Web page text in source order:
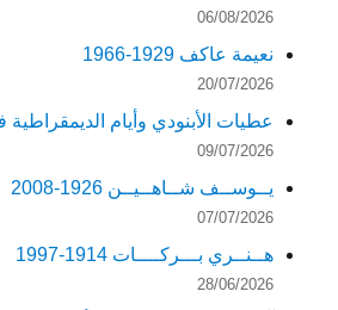
06/08/2026
نعيمة عاكف 1929-1966
20/07/2026
عطيات الأبنودي وأيام
09/07/2026
يــوســف شــاهــيــن 1926-2008
07/07/2026
هــنــري بـــركــــات 1914-1997
28/06/2026